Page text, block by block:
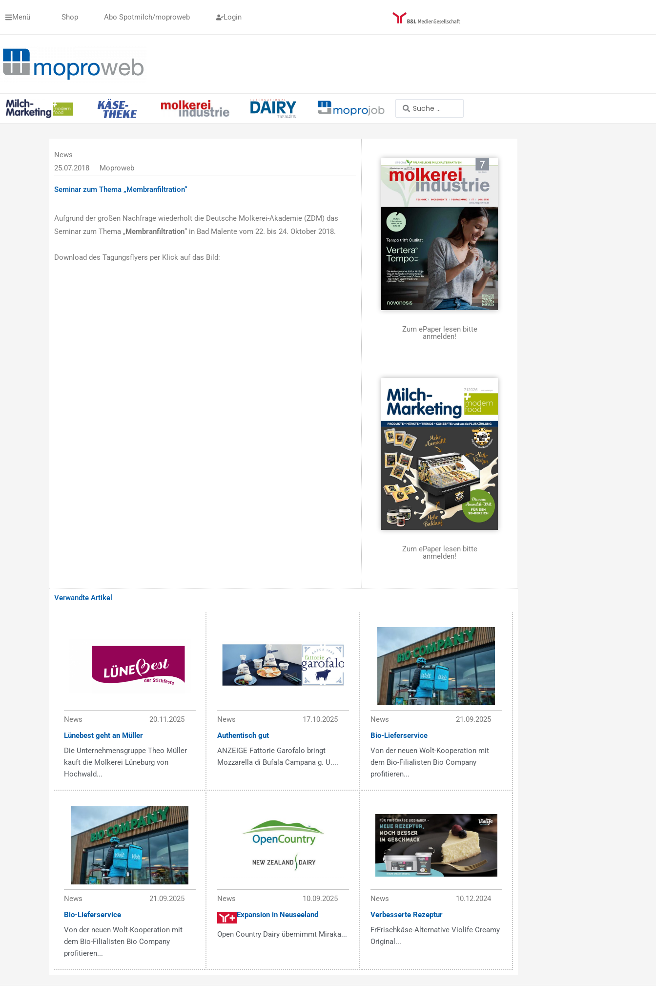
InhaltMenü Shop Abo Spotmilch/moproweb Login
Search
...
News
25.07.2018
Moproweb
Seminar zum Thema „Membranfiltration“
Aufgrund der großen Nachfrage wiederholt die Deutsche Molkerei-Akademie (ZDM) das
Seminar zum Thema „Membranfiltration“ in Bad Malente vom 22. bis 24. Oktober 2018.
Download des Tagungsflyers per Klick auf das Bild:
Zum ePaper lesen bitte
anmelden!
Zum ePaper lesen bitte
anmelden!
Verwandte Artikel
News
20.11.2025
Lünebest geht an Müller
Die Unternehmensgruppe Theo Müller
kauft die Molkerei Lüneburg von
Hochwald...
News
17.10.2025
Authentisch gut
ANZEIGE Fattorie Garofalo bringt
Mozzarella di Bufala Campana g. U....
News
21.09.2025
Bio-Lieferservice
Von der neuen Wolt-Kooperation mit
dem Bio-Filialisten Bio Company
profitieren...
News
21.09.2025
Bio-Lieferservice
Von der neuen Wolt-Kooperation mit
dem Bio-Filialisten Bio Company
profitieren...
News
10.09.2025
Expansion in Neuseeland
Open Country Dairy übernimmt Miraka...
News
10.12.2024
Verbesserte Rezeptur
FrFrischkäse-Alternative Violife Creamy
Original...